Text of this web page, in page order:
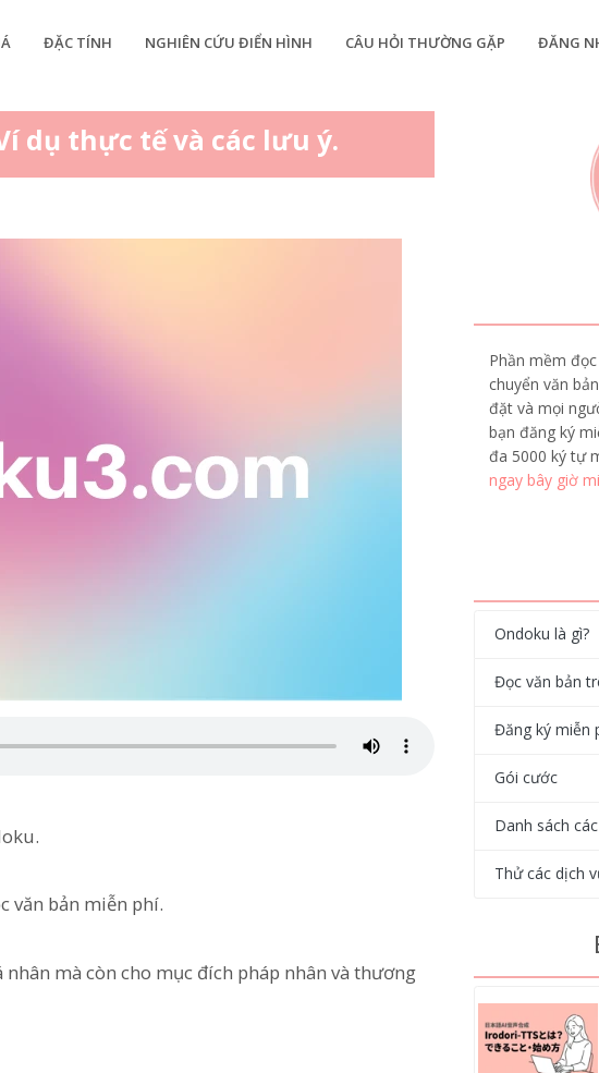
ĐẶC TÍNH NGHIÊN CỨU ĐIỂN HÌNH CÂU HỎI THƯỜNG GẶP ĐĂNG
dụ thực tế và các lưu ý.
văn bản miễn phí.
mà còn cho mục đích pháp nhân và thương
Phần mềm
chuyển văn
đặt và mọi
bạn đăng ký
đa 5000 ký tự
ngay bây giờ
Ondoku là gì?
Đọc văn bản
Đăng ký miễn
Gói cước
Danh sách
Thử các dịch